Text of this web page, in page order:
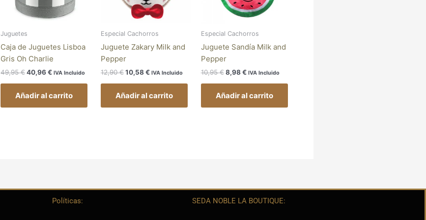
Juguetes
Caja de Juguetes Lisboa
Gris Oh Charlie
49,95€ 40,96€ IVA Incluido
Añadir al carrito
Especial Cachorros
Juguete Zakary Milk and
Pepper
12,90€10,58€ IVA Incluido
Añadir al carrito
Especial Cachorros
Juguete Sandía Milk and
Pepper
10,95€ 8,98€ IVA Incluido
Añadir al carrito
Políticas: SEDA NOBLE LA BOUTIQUE: